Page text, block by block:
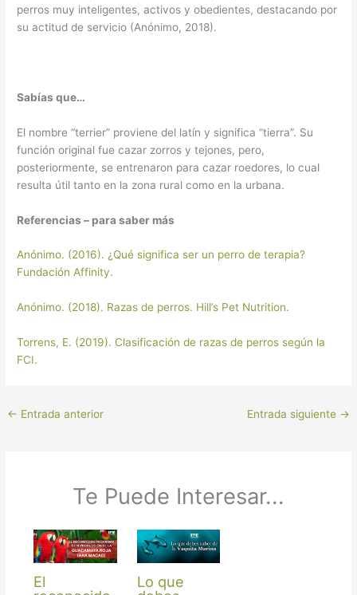
perros muy inteligentes, activos y obedientes, destacando por
su actitud de servicio (Anónimo, 2018).
Sabías que…
El nombre “terrier” proviene del latín y significa “tierra”. Su
función original fue cazar zorros y tejones, pero,
posteriormente, se entrenaron para cazar roedores, lo cual
resulta útil tanto en la zona rural como en la urbana.
Referencias – para saber más
Anónimo. (2016). ¿Qué significa ser un perro de terapia?
Fundación Affinity.
Anónimo. (2018). Razas de perros. Hill’s Pet Nutrition.
Torrens, E. (2019). Clasificación de razas de perros según la
FCI.
← Entrada anterior Entrada siguiente →
Te Puede Interesar...
El
Lo que